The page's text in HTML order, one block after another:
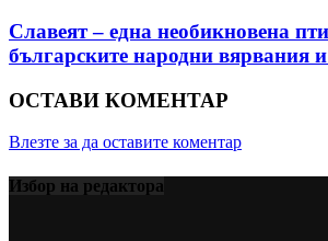
Славеят – една необикновена
българските народни вярвания
ОСТАВИ КОМЕНТАР
Влезте за да оставите коментар
Избор на редактора